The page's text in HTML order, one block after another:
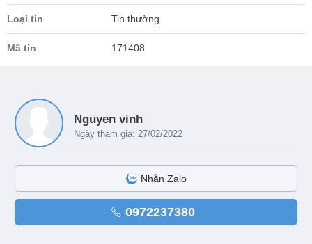
Loại tin Tin thường
Mã tin 171408
Nguyen vinh
Ngày tham gia: 27/02/2022
Nhắn Zalo
0972237380